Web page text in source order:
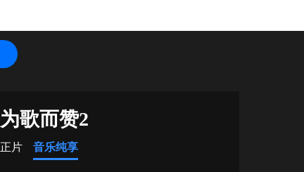
为歌而赞2
正片 音乐纯享